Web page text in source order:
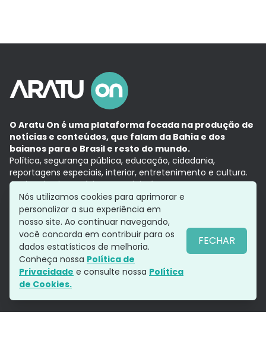
O Aratu On é uma plataforma focada na produção de
notícias e conteúdos, que falam da Bahia e dos
baianos para o Brasil e resto do mundo.
Política, segurança pública, educação, cidadania,
reportagens especiais, interior, entretenimento e cultura.
Aqui, tudo vira notícia e a notícia é no tempo presente,
com a credibilidade do Grupo Aratu.
Grupo Aratu
Política de privacidade
Siga-nos
Nós utilizamos cookies para aprimorar e
personalizar a sua experiência em
nosso site. Ao continuar navegando,
você concorda em contribuir para os
dados estatísticos de melhoria.
Conheça nossa Política de
Privacidade e consulte nossa Política
de Cookies.
FECHAR